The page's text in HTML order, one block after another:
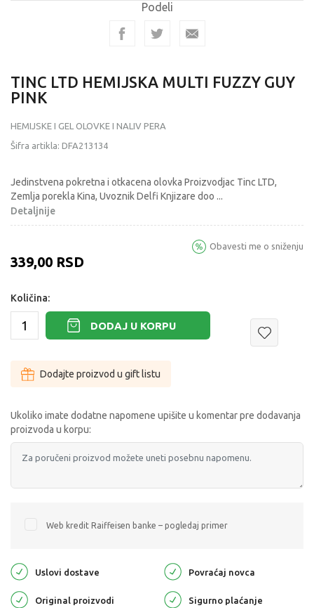
Podeli
TINC LTD HEMIJSKA MULTI FUZZY GUY
PINK
HEMIJSKE I GEL OLOVKE I NALIV PERA
Šifra artikla: DFA213134
Jedinstvena pokretna i otkacena olovka Proizvodjac Tinc LTD,
Zemlja porekla Kina, Uvoznik Delfi Knjizare doo ...
Detaljnije
339,00 RSD
Obavesti me o sniženju
Količina:
DODAJ U KORPU
Dodajte proizvod u gift listu
Ukoliko imate dodatne napomene upišite u komentar pre dodavanja
proizvoda u korpu:
Web kredit Raiffeisen banke – pogledaj primer
Uslovi dostave Povraćaj novca
Original proizvodi Sigurno plaćanje